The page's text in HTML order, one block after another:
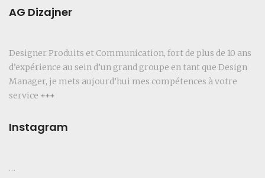
AG Dizajner
Designer Produits et Communication, fort de plus de 10 ans
d’expérience au sein d’un grand groupe en tant que Design
Manager, je mets aujourd’hui mes compétences à votre
service +++
Instagram
…